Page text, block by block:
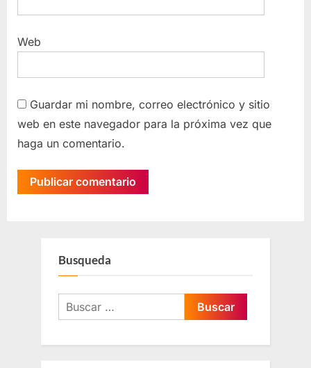
Web
Guardar mi nombre, correo electrónico y sitio
web en este navegador para la próxima vez que
haga un comentario.
Busqueda